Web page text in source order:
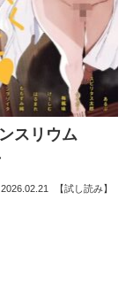
スリウム
2026.02.21 【試し読み】